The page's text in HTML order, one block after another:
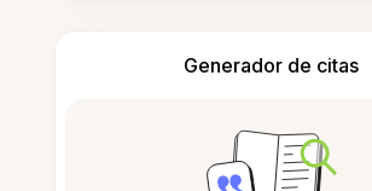
Generador de citas